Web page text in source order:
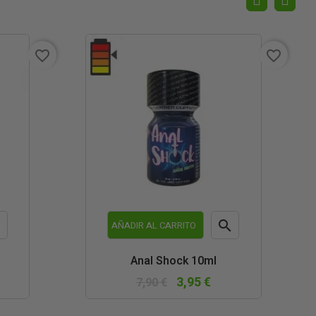
favorite_border
AÑADIR AL CARRITO 
Anal Shock 10ml
3,95 €
favorite_border